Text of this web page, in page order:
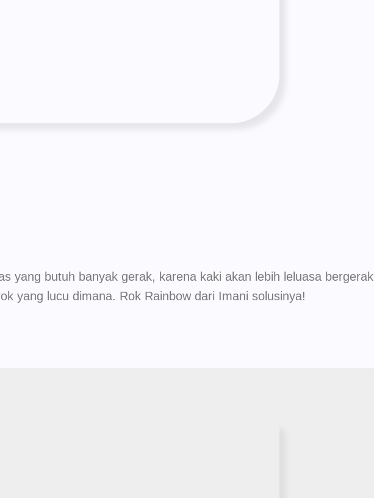
yang butuh banyak gerak, karena kaki akan lebih leluasa bergerak
yang lucu dimana. Rok Rainbow dari Imani solusinya!